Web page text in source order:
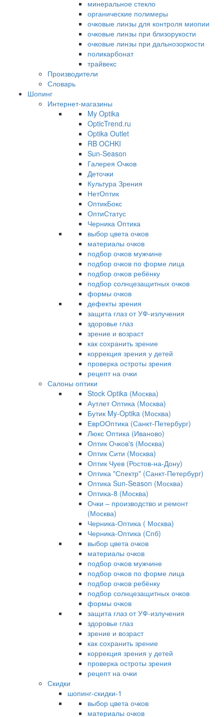
минеральное стекло
органические полимеры
очковые линзы для контроля миопии
очковые линзы при близорукости
очковые линзы при дальнозоркости
поликарбонат
трайвекс
Производители
Словарь
Шопинг
Интернет-магазины
My Optika
OpticTrend.ru
Optika Outlet
RB OCHKI
Sun-Season
Галерея Очков
Деточки
Культура Зрения
НетОптик
ОптикБокс
ОптиСтатус
Черника Оптика
выбор цвета очков
материалы очков
подбор очков мужчине
подбор очков по форме лица
подбор очков ребёнку
подбор солнцезащитных очков
формы очков
дефекты зрения
защита глаз от УФ-излучения
здоровье глаз
зрение и возраст
как сохранить зрение
коррекция зрения у детей
проверка остроты зрения
рецепт на очки
Салоны оптики
Stock Optika (Москва)
Аутлет Оптика (Москва)
Бутик My-Optika (Москва)
ЕврООптика (Санкт-Петербург)
Люкс Оптика (Иваново)
Оптик Очков's (Москва)
Оптик Сити (Москва)
Оптик Чуев (Ростов-на-Дону)
Оптика "Спектр" (Санкт-Петербург)
Оптика Sun-Season (Москва)
Оптика-8 (Москва)
Очки – производство и ремонт
(Москва)
Черника-Оптика ( Москва)
Черника-Оптика (Спб)
выбор цвета очков
материалы очков
подбор очков мужчине
подбор очков по форме лица
подбор очков ребёнку
подбор солнцезащитных очков
формы очков
защита глаз от УФ-излучения
здоровье глаз
зрение и возраст
как сохранить зрение
коррекция зрения у детей
проверка остроты зрения
рецепт на очки
Скидки
шопинг-скидки-1
выбор цвета очков
материалы очков